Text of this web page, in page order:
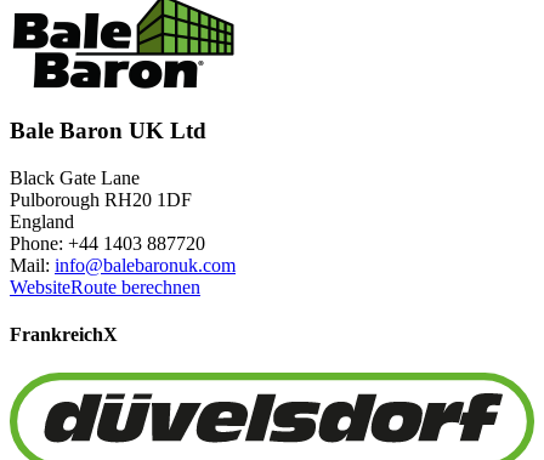
Bale Baron UK Ltd
Black Gate Lane
Pulborough RH20 1DF
England
Phone: +44 1403 887720
Mail: info@balebaronuk.com
WebsiteRoute berechnen
FrankreichX